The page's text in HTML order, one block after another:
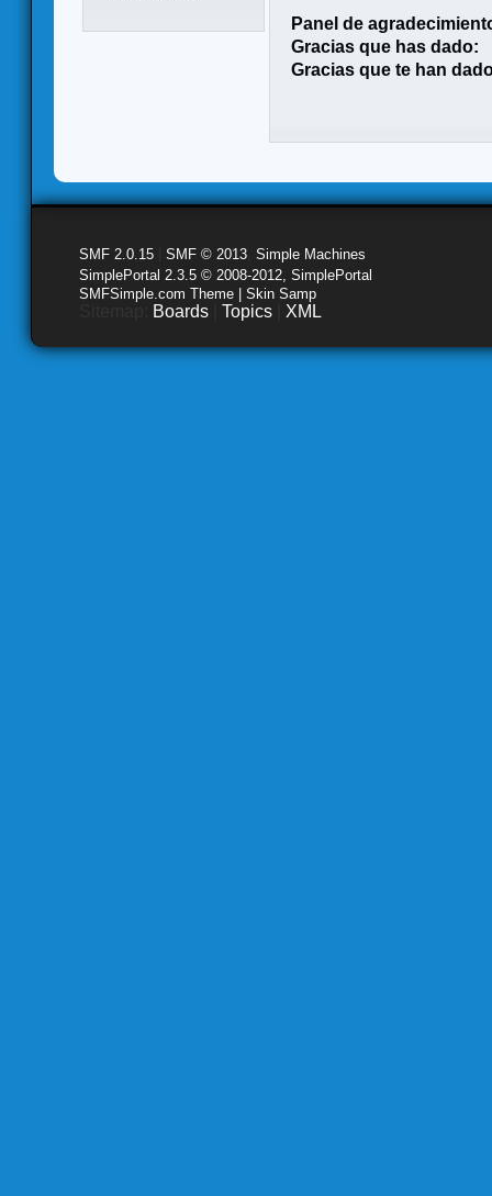
Panel de
Gracias que has dado:
Gracias que te han
SMF 2.0.15 SMF © 2013 Simple Machines
SimplePortal 2.3.5 © 2008-2012, SimplePortal
SMFSimple.com Theme | Skin Samp
Boards Topics XML